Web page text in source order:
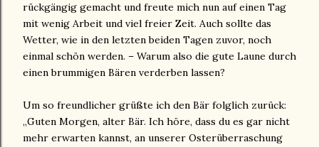
rückgängig gemacht und freute mich nun auf einen Tag
mit wenig Arbeit und viel freier Zeit. Auch sollte das
Wetter, wie in den letzten beiden Tagen zuvor, noch
einmal schön werden. – Warum also die gute Laune durch
einen brummigen Bären verderben lassen?
Um so freundlicher grüßte ich den Bär folglich zurück:
„Guten Morgen, alter Bär. Ich höre, dass du es gar nicht
mehr erwarten kannst, an unserer Osterüberraschung